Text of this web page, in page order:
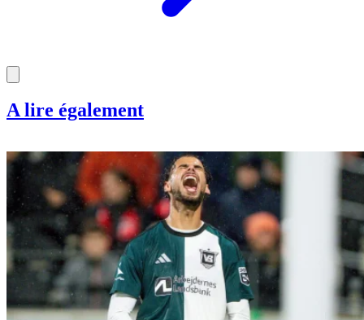
A lire également